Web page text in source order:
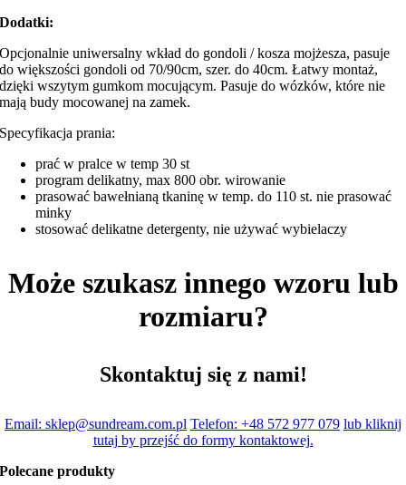
Dodatki:
Opcjonalnie uniwersalny wkład do gondoli / kosza mojżesza, pasuje
do większości gondoli od 70/90cm, szer. do 40cm. Łatwy montaż,
dzięki wszytym gumkom mocującym. Pasuje do wózków, które nie
mają budy mocowanej na zamek.
Specyfikacja prania:
prać w pralce w temp 30 st
program delikatny, max 800 obr. wirowanie
prasować bawełnianą tkaninę w temp. do 110 st. nie prasować
minky
stosować delikatne detergenty, nie używać wybielaczy
Może szukasz innego wzoru lub
rozmiaru?
Skontaktuj się z nami!
Email: sklep@sundream.com.pl Telefon: +48 572 977 079 lub kliknij
tutaj by przejść do formy kontaktowej.
Polecane produkty